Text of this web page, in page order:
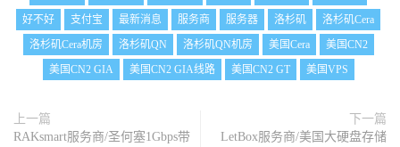
好不好
支付宝 最新消息 服务商 服务器 洛杉矶
洛杉矶Cera
洛杉矶Cera机房
洛杉矶QN 洛杉矶QN机房 美国Cera
美国CN2
美国CN2 GIA
美国CN2 GIA线路 美国CN2 GT 美国VPS
上一篇
RAKsmart服务商/圣何塞1Gbps带
下一篇
LetBox服务商/美国大硬盘存储